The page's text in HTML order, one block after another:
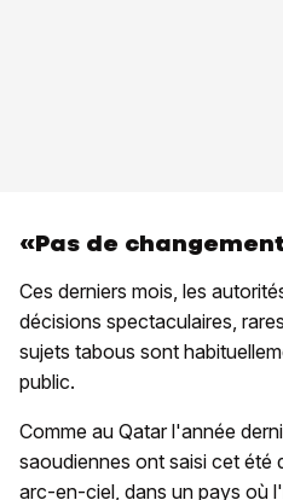
«Pas de
Ces derniers mois, les
décisions spectaculaires,
sujets tabous sont
public.
Comme au Qatar l'année
saoudiennes ont saisi cet été
arc-en-ciel, dans un pays où